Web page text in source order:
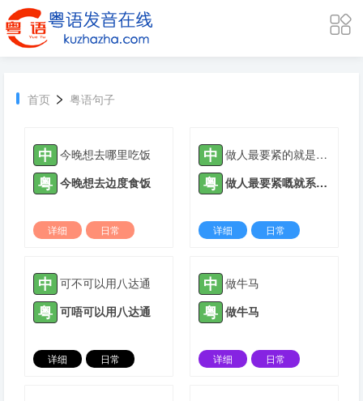
首页 > 粤语句子
中 今晚想去哪里吃饭
粤 今晚想去边度食饭
详细
日常
中 做人最要紧的就是开心
粤 做人最要紧嘅就系开心
详细
日常
中 可不可以用八达通
粤 可唔可以用八达通
详细
日常
中 做牛马
粤 做牛马
详细
日常